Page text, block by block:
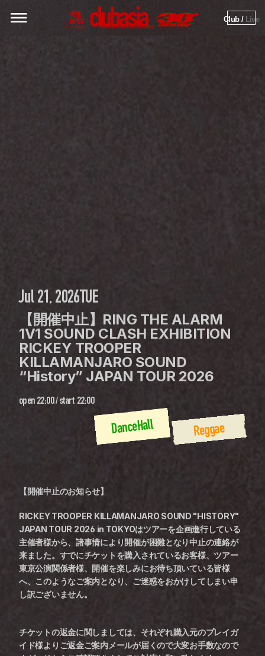
Club / Live
Jul 21, 2026TUE
【開催中止】RING THE ALARM
1V1 SOUND CLASH EXHIBITION
RICKEY TROOPER
KILLAMANJARO SOUND
“History” JAPAN TOUR 2026
open 22:00 / start 22:00
Reggae
DanceHall
【開催中止のお知らせ】
RICKEY TROOPER KILLAMANJARO SOUND "HISTORY"
JAPAN TOUR 2026 in TOKYOはツアーを企画進行している
主催者様から、諸事情により開催が困難となり中止の連絡が
来ました。すでにチケットを購入されているお客様、ツアー
東京公演関係者様、開催を楽しみにお待ち頂いている皆様
へ、このようなご案内となり、ご迷惑をおかけしてしまい申
し訳ございません。
チケットの返金に関しましては、それぞれ購入元のプレイガ
イド様よりご返金ご案内メールが届くので大変お手数なので